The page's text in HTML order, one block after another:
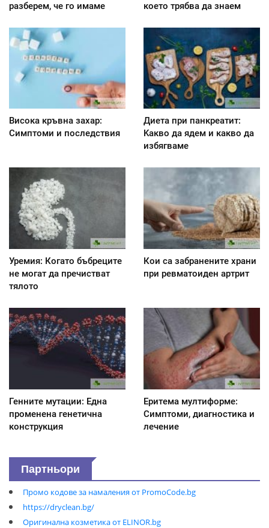
разберем, че го имаме което трябва да знаем
Висока кръвна захар:
Симптоми и последствия
Диета при панкреатит:
Kакво да ядем и какво да
избягваме
Уремия: Когато бъбреците
не могат да пречистват
тялото
Кои са забранените храни
при ревматоиден артрит
Генните мутации: Една
променена генетична
конструкция
Еритема мултиформе:
Симптоми, диагностика и
лечение
Партньори
Промо кодове за намаления от PromoCode.bg
https://dryclean.bg/
Оригинална козметика от ELINOR.bg